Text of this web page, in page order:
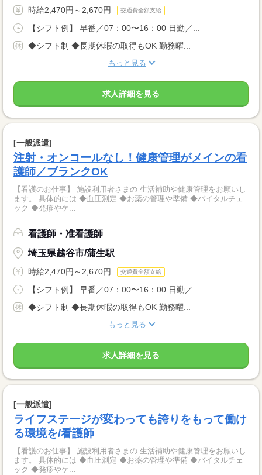
時給2,470円～2,670円 交通費全額支給
【シフト例】 早番／07：00〜16：00 日勤／...
◆シフト制 ◆長期休暇の取得もOK 勤務曜...
もっと見る
求人詳細を見る
[一般派遣]
注射・オンコールなし！健康管理がメインの看
護師／ブランクOK
【看護のお仕事】 施設利用者さまの 生活補助や健康管理をお願いし
ます。 具体的には ◆血圧測定 ◆お薬の管理や準備 ◆バイタルチェ
ック ◆発疹やケ...
看護師・准看護師
埼玉県越谷市/蒲生駅
時給2,470円～2,670円 交通費全額支給
【シフト例】 早番／07：00〜16：00 日勤／...
◆シフト制 ◆長期休暇の取得もOK 勤務曜...
もっと見る
求人詳細を見る
[一般派遣]
ライフステージが変わっても誇りをもって働け
る環境を/看護師
【看護のお仕事】 施設利用者さまの 生活補助や健康管理をお願いし
ます。 具体的には ◆血圧測定 ◆お薬の管理や準備 ◆バイタルチェ
ック ◆発疹やケ...